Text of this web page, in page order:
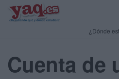
¿Dónde
Cuenta de